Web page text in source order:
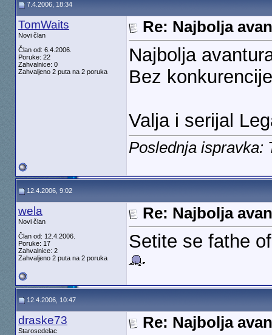
7.4.2006, 18:34
TomWaits
Novi član
Član od: 6.4.2006.
Poruke: 22
Zahvalnice: 0
Zahvaljeno 2 puta na 2 poruka
Re: Najbolja
Najbolja
Bez
Valja i serijal
Poslednja ispravka:
12.4.2006, 9:02
wela
Novi član
Član od: 12.4.2006.
Poruke: 17
Zahvalnice: 2
Zahvaljeno 2 puta na 2 poruka
Re: Najbolja
Setite se fathe
12.4.2006, 10:47
draske73
Starosedelac
Re: Najbolja